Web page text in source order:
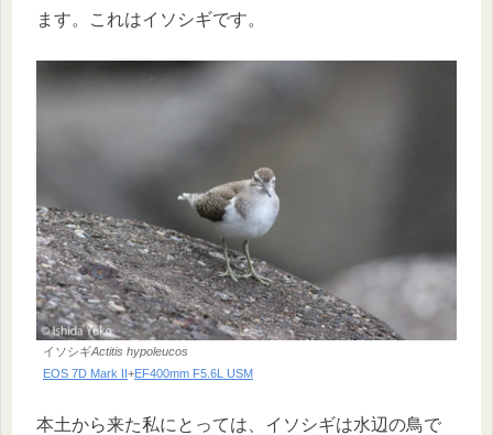
ます。これはイソシギです。
イソシギActitis hypoleucos
EOS 7D Mark II+EF400mm F5.6L USM
本土から来た私にとっては、イソシギは水辺の鳥で